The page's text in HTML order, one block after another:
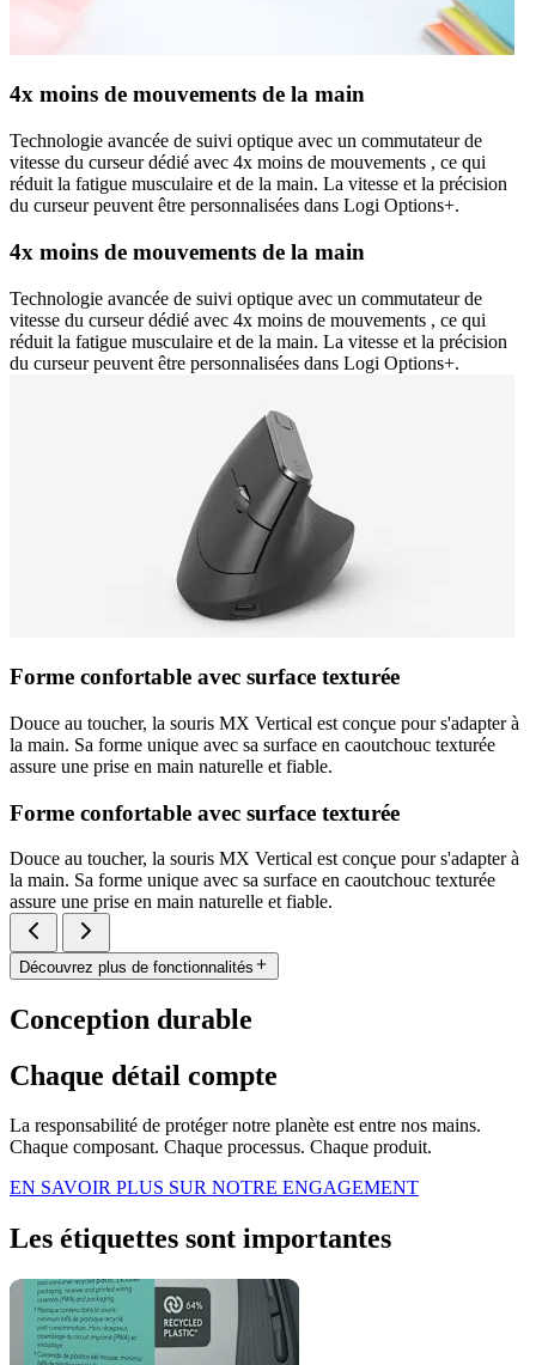
4x moins de mouvements de la main
Technologie avancée de suivi optique avec un commutateur de
vitesse du curseur dédié avec 4x moins de mouvements , ce qui
réduit la fatigue musculaire et de la main. La vitesse et la précision
du curseur peuvent être personnalisées dans Logi Options+.
4x moins de mouvements de la main
Technologie avancée de suivi optique avec un commutateur de
vitesse du curseur dédié avec 4x moins de mouvements , ce qui
réduit la fatigue musculaire et de la main. La vitesse et la précision
du curseur peuvent être personnalisées dans Logi Options+.
Forme confortable avec surface texturée
Douce au toucher, la souris MX Vertical est conçue pour s'adapter à
la main. Sa forme unique avec sa surface en caoutchouc texturée
assure une prise en main naturelle et fiable.
Forme confortable avec surface texturée
Douce au toucher, la souris MX Vertical est conçue pour s'adapter à
la main. Sa forme unique avec sa surface en caoutchouc texturée
assure une prise en main naturelle et fiable.
Découvrez plus de fonctionnalités
Conception durable
Chaque détail compte
La responsabilité de protéger notre planète est entre nos mains.
Chaque composant. Chaque processus. Chaque produit.
EN SAVOIR PLUS SUR NOTRE ENGAGEMENT
Les étiquettes sont importantes